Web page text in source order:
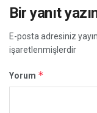
Bir yanıt
E-posta adresiniz
işaretlenmişlerdir
Yorum *